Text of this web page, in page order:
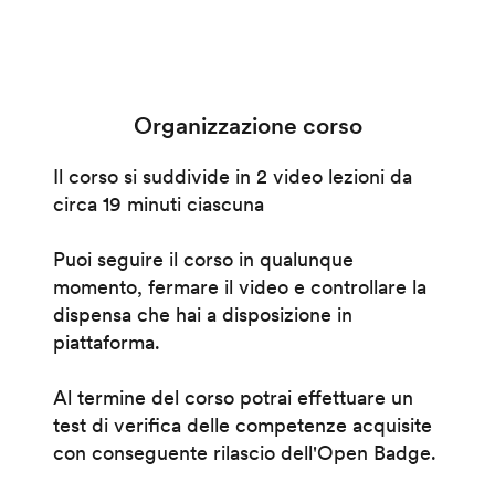
Organizzazione corso
Il corso si suddivide in 2 video lezioni da
circa 19 minuti ciascuna
Puoi seguire il corso in qualunque
momento, fermare il video e controllare la
dispensa che hai a disposizione in
piattaforma.
Al termine del corso potrai effettuare un
test di verifica delle competenze acquisite
con conseguente rilascio dell'Open Badge.